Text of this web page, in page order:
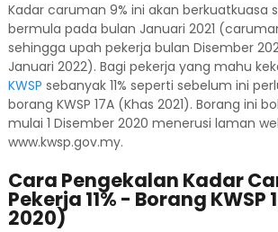
Kadar caruman 9% ini akan berkuatkuasa
bermula pada bulan Januari 2021
sehingga upah pekerja bulan Disember
Januari 2022). Bagi pekerja yang mahu
KWSP sebanyak 11% seperti sebelum ini
borang KWSP 17A (Khas 2021). Borang ini
mulai 1 Disember 2020 menerusi laman
www.kwsp.gov.my.
Cara Pengekalan Kadar
Pekerja 11% - Borang KWSP
2020)